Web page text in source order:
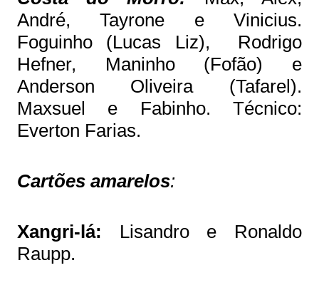
André, Tayrone e Vinicius.
Foguinho (Lucas Liz), Rodrigo
Hefner, Maninho (Fofão) e
Anderson Oliveira (Tafarel).
Maxsuel e Fabinho. Técnico:
Everton Farias.
Cartões amarelos:
Xangri-lá: Lisandro e Ronaldo
Raupp.